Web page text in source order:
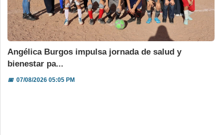
Angélica Burgos impulsa jornada de salud y
bienestar pa...
📅07/08/2026 05:05 PM